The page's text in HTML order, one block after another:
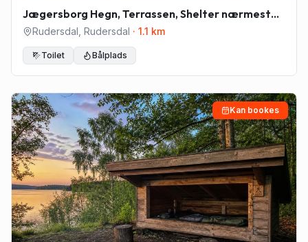
Jægersborg Hegn, Terrassen, Shelter nærmest
madpakkehuset
Rudersdal Rudersdal · 1.1 km
Toilet Bålplads
Kan bookes